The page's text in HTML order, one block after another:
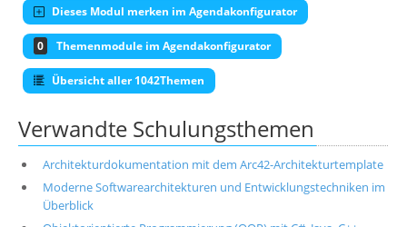
Dieses Modul merken im Agendakonfigurator
0 Themenmodule im Agendakonfigurator
Übersicht aller 1042Themen
Verwandte Schulungsthemen
Architekturdokumentation mit dem Arc42-Architekturtemplate
Moderne Softwarearchitekturen und Entwicklungstechniken im
Überblick